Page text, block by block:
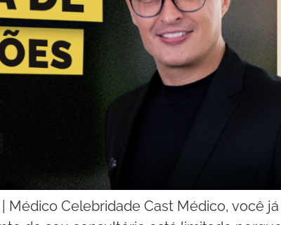
Médico Celebridade Cast Médico, você já